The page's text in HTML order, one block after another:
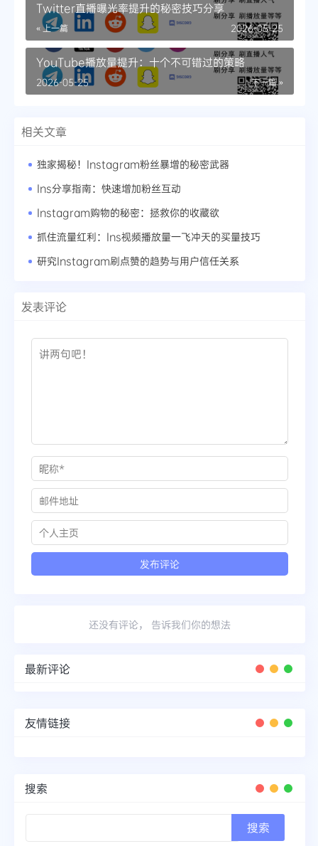
Twitter直播曝光率提升的秘密技巧分享
« 上一篇 2026-05-25
YouTube播放量提升：十个不可错过的策略
下一篇 »
2026-05-25
相关文章
独家揭秘！Instagram粉丝暴增的秘密武器
Ins分享指南：快速增加粉丝互动
Instagram购物的秘密：拯救你的收藏欲
抓住流量红利：Ins视频播放量一飞冲天的买量技巧
研究Instagram刷点赞的趋势与用户信任关系
发表评论
还没有评论， 告诉我们你的想法
最新评论
友情链接
搜索